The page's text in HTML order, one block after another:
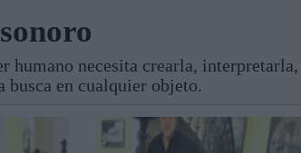
Andalucía Internacional Opinión Cultura
humano necesita crearla,
busca en cualquier objeto.